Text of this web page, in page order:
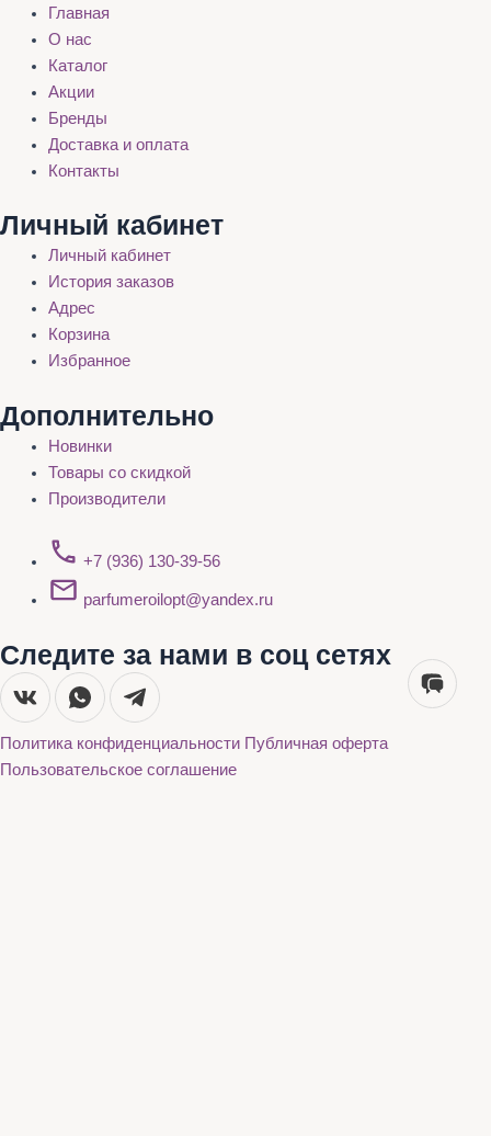
Главная
О нас
Каталог
Акции
Бренды
Доставка и оплата
Контакты
Личный кабинет
Личный кабинет
История заказов
Адрес
Корзина
Избранное
Дополнительно
Новинки
Товары со скидкой
Производители
+7 (936) 130-39-56
parfumeroilopt@yandex.ru
Следите за нами в соц сетях
Политика конфиденциальности Публичная оферта
Пользовательское соглашение